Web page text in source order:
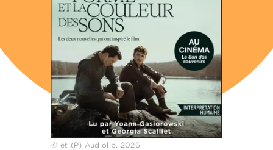
© et (P) Audiolib, 2026